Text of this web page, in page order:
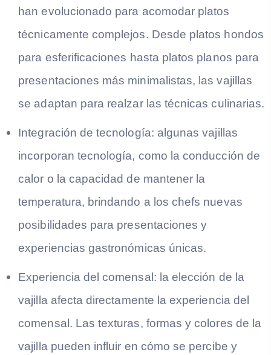
han evolucionado para acomodar platos
técnicamente complejos. Desde platos hondos
para esferificaciones hasta platos planos para
presentaciones más minimalistas, las vajillas
se adaptan para realzar las técnicas culinarias.
Integración de tecnología: algunas vajillas
incorporan tecnología, como la conducción de
calor o la capacidad de mantener la
temperatura, brindando a los chefs nuevas
posibilidades para presentaciones y
experiencias gastronómicas únicas.
Experiencia del comensal: la elección de la
vajilla afecta directamente la experiencia del
comensal. Las texturas, formas y colores de la
vajilla pueden influir en cómo se percibe y